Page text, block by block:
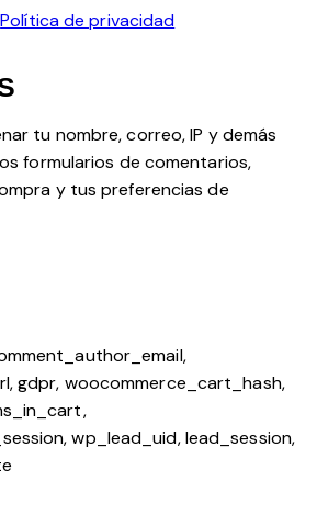
Política de privacidad
tu nombre, correo, IP y demás
formularios de comentarios,
y tus preferencias de
gdpr, woocommerce_cart_hash,
wp_lead_uid, lead_session,